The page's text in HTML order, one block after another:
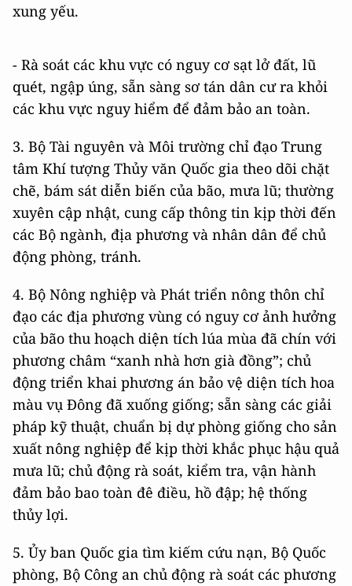
xung yếu.
- Rà soát các khu vực có nguy cơ sạt lở đất, lũ
quét, ngập úng, sẵn sàng sơ tán dân cư ra khỏi
các khu vực nguy hiểm để đảm bảo an toàn.
3. Bộ Tài nguyên và Môi trường chỉ đạo Trung
tâm Khí tượng Thủy văn Quốc gia theo dõi chặt
chẽ, bám sát diễn biến của bão, mưa lũ; thường
xuyên cập nhật, cung cấp thông tin kịp thời đến
các Bộ ngành, địa phương và nhân dân để chủ
động phòng, tránh.
4. Bộ Nông nghiệp và Phát triển nông thôn chỉ
đạo các địa phương vùng có nguy cơ ảnh hưởng
của bão thu hoạch diện tích lúa mùa đã chín với
phương châm “xanh nhà hơn già đồng”; chủ
động triển khai phương án bảo vệ diện tích hoa
màu vụ Đông đã xuống giống; sẵn sàng các giải
pháp kỹ thuật, chuẩn bị dự phòng giống cho sản
xuất nông nghiệp để kịp thời khắc phục hậu quả
mưa lũ; chủ động rà soát, kiểm tra, vận hành
đảm bảo bao toàn đê điều, hồ đập; hệ thống
thủy lợi.
5. Ủy ban Quốc gia tìm kiếm cứu nạn, Bộ Quốc
phòng, Bộ Công an chủ động rà soát các phương